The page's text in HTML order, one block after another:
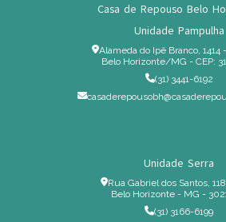
Casa de Repouso Belo
Unidade Pampulha
Alameda do Ipê Branco, 1414
Belo Horizonte/MG - CEP:
(31) 3441-6192
Unidade Serra
Rua Gabriel dos Santos,
Belo Horizonte - MG -
(31) 3166-6199